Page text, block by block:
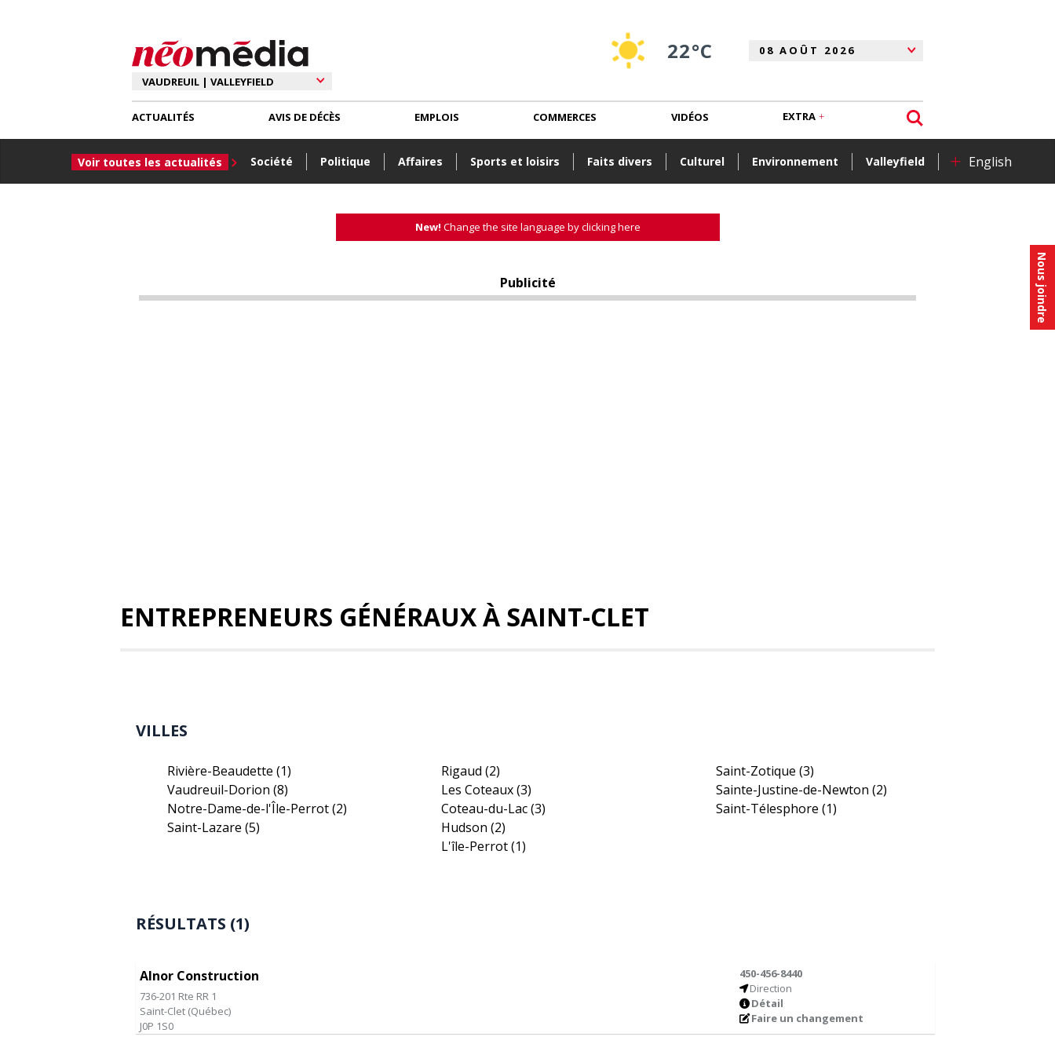
Nous joindre
22°C
ACTUALITÉS
Voir toutes les actualités Société Politique Affaires Sports et loisirs Faits divers Culturel Environnement Valleyfield + English
AVIS DE DÉCÈS EMPLOIS COMMERCES VIDÉOS EXTRA
New! Change the site language by clicking here
Publicité
ENTREPRENEURS GÉNÉRAUX À SAINT-CLET
VILLES
Rivière-Beaudette (1)
Vaudreuil-Dorion (8)
Notre-Dame-de-l'Île-Perrot(2)
Saint-Lazare (5)
Rigaud(2)
Les Coteaux(3)
Coteau-du-Lac(3)
Hudson(2)
L'île-Perrot(1)
Saint-Zotique (3)
Sainte-Justine-de-Newton (2)
Saint-Télesphore (1)
RÉSULTATS (1)
Alnor Construction
736-201 Rte RR 1
Saint-Clet (Québec)
J0P 1S0
450-456-8440
Direction
Détail
Faire un changement